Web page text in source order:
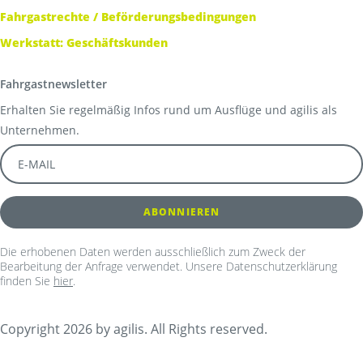
Fahrgastrechte / Beförderungsbedingungen
Werkstatt: Geschäftskunden
Fahrgastnewsletter
Erhalten Sie regelmäßig Infos rund um Ausflüge und agilis als
Unternehmen.
Die erhobenen Daten werden ausschließlich zum Zweck der
Bearbeitung der Anfrage verwendet. Unsere Datenschutzerklärung
finden Sie hier.
Copyright 2026 by agilis. All Rights reserved.